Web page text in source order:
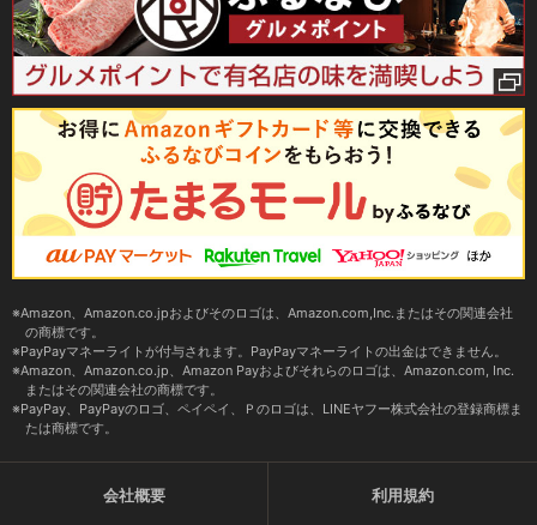
Amazon、Amazon.co.jpおよびそのロゴは、Amazon.com,Inc.またはその関連会社
の商標です。
PayPayマネーライトが付与されます。PayPayマネーライトの出金はできません。
Amazon、Amazon.co.jp、Amazon Payおよびそれらのロゴは、Amazon.com, Inc.
またはその関連会社の商標です。
PayPay、PayPayのロゴ、ペイペイ、Ｐのロゴは、LINEヤフー株式会社の登録商標ま
たは商標です。
会社概要 利用規約